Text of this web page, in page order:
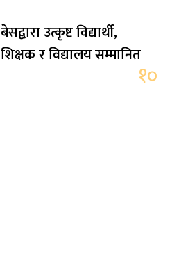
बेसद्वारा उत्कृष्ट विद्यार्थी,
शिक्षक र विद्यालय सम्मानित
१०